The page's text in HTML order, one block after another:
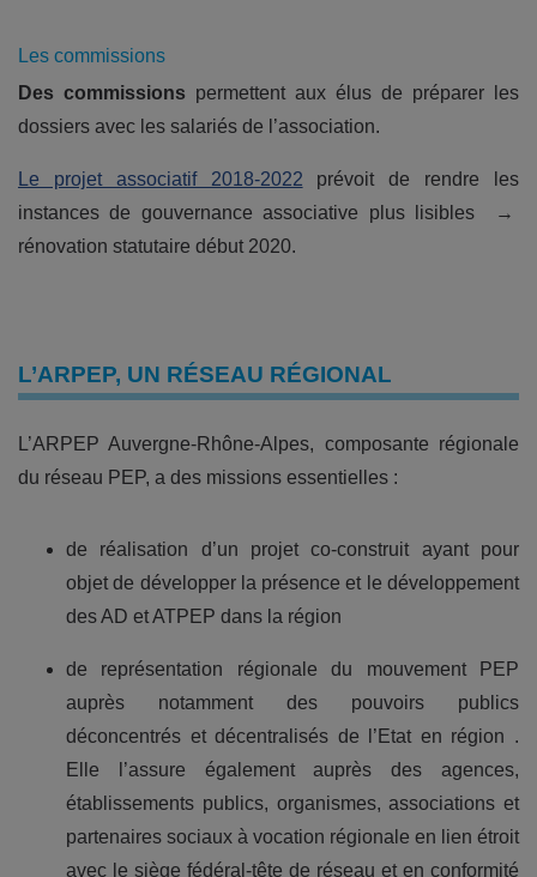
Les commissions
Des commissions permettent aux élus de préparer les
dossiers avec les salariés de l’association.
Le projet associatif 2018-2022 prévoit de rendre les
instances de gouvernance associative plus lisibles →
rénovation statutaire début 2020.
L’ARPEP, UN RÉSEAU RÉGIONAL
L’ARPEP Auvergne-Rhône-Alpes, composante régionale
du réseau PEP, a des missions essentielles :
de réalisation d’un projet co-construit ayant pour
objet de développer la présence et le développement
des AD et ATPEP dans la région
de représentation régionale du mouvement PEP
auprès notamment des pouvoirs publics
déconcentrés et décentralisés de l’Etat en région .
Elle l’assure également auprès des agences,
établissements publics, organismes, associations et
partenaires sociaux à vocation régionale en lien étroit
avec le siège fédéral-tête de réseau et en conformité